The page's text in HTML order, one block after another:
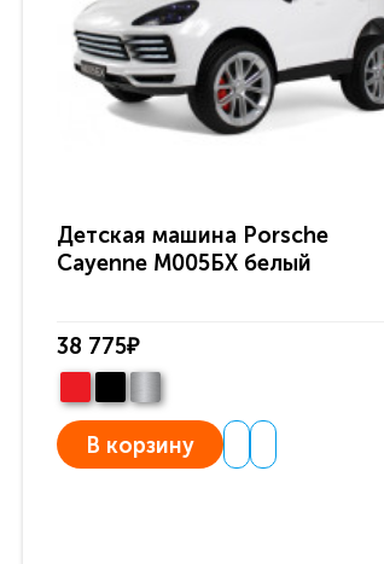
Детская машина Porsche
Cayenne М005БХ белый
38 775₽
В корзину